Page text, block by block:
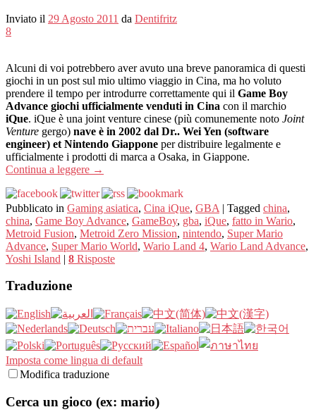
Inviato il 29 Agosto 2011 da Dentifritz
8
Alcuni di voi potrebbero aver avuto una breve panoramica di questi
giochi in un post sul mio ultimo viaggio in Cina, ma ho voluto
prendere il tempo per introdurre correttamente qui il Game Boy
Advance giochi ufficialmente venduti in Cina con il marchio
iQue. iQue è una joint venture cinese (più comunemente noto Joint
Venture gergo) nave è in 2002 dal Dr.. Wei Yen (software
engineer) et Nintendo Giappone per distribuire legalmente e
ufficialmente i prodotti di marca a Osaka, in Giappone.
Continua a leggere →
Pubblicato in Gaming asiatica, Cina iQue, GBA | Tagged china,
china, Game Boy Advance, GameBoy, gba, iQue, fatto in Wario,
Metroid Fusion, Metroid Zero Mission, nintendo, Super Mario
Advance, Super Mario World, Wario Land 4, Wario Land Advance,
Yoshi Island | 8 Risposte
Traduzione
Imposta come lingua di default
Modifica traduzione
Cerca un gioco (ex: mario)